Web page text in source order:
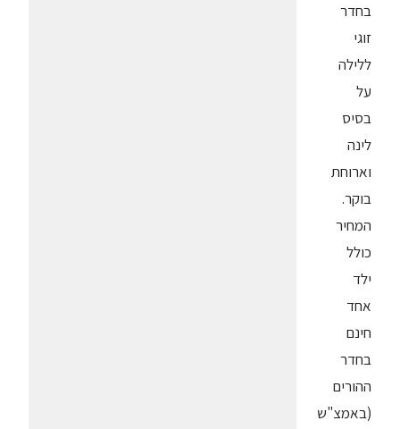
בחדר
זוגי
ללילה
על
בסיס
לינה
וארוחת
בוקר.
המחיר
כולל
ילד
אחד
חינם
בחדר
ההורים
(באמצ"ש